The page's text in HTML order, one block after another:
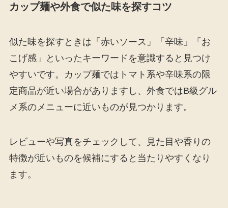
カップ麺や外食で似た味を探すコツ
似た味を探すときは「赤いソース」「辛味」「お
こげ感」といったキーワードを意識すると見つけ
やすいです。カップ麺ではトマト系や辛味系の限
定商品が近い場合がありますし、外食ではB級グル
メ系のメニューに近いものが見つかります。
レビューや写真をチェックして、見た目や香りの
特徴が近いものを候補にすると当たりやすくなり
ます。